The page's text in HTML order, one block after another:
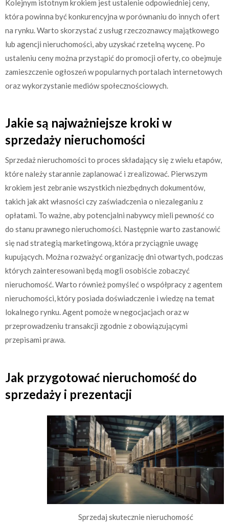
Kolejnym istotnym krokiem jest ustalenie odpowiedniej ceny,
która powinna być konkurencyjna w porównaniu do innych ofert
na rynku. Warto skorzystać z usług rzeczoznawcy majątkowego
lub agencji nieruchomości, aby uzyskać rzetelną wycenę. Po
ustaleniu ceny można przystąpić do promocji oferty, co obejmuje
zamieszczenie ogłoszeń w popularnych portalach internetowych
oraz wykorzystanie mediów społecznościowych.
Jakie są najważniejsze kroki w
sprzedaży nieruchomości
Sprzedaż nieruchomości to proces składający się z wielu etapów,
które należy starannie zaplanować i zrealizować. Pierwszym
krokiem jest zebranie wszystkich niezbędnych dokumentów,
takich jak akt własności czy zaświadczenia o niezaleganiu z
opłatami. To ważne, aby potencjalni nabywcy mieli pewność co
do stanu prawnego nieruchomości. Następnie warto zastanowić
się nad strategią marketingową, która przyciągnie uwagę
kupujących. Można rozważyć organizację dni otwartych, podczas
których zainteresowani będą mogli osobiście zobaczyć
nieruchomość. Warto również pomyśleć o współpracy z agentem
nieruchomości, który posiada doświadczenie i wiedzę na temat
lokalnego rynku. Agent pomoże w negocjacjach oraz w
przeprowadzeniu transakcji zgodnie z obowiązującymi
przepisami prawa.
Jak przygotować nieruchomość do
sprzedaży i prezentacji
Sprzedaj skutecznie nieruchomość